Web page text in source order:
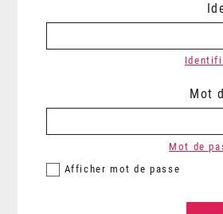
Mot
Afficher mot de passe
Mot de